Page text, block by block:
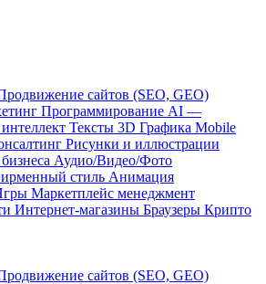
сайтов (SEO, GEO)
Программирование AI —
Тексты 3D Графика Mobile
Рисунки и иллюстрации
Аудио/Видео/Фото
стиль Анимация
Маркетплейс менеджмент
Интернет-магазины Браузеры Крипто
сайтов (SEO, GEO)